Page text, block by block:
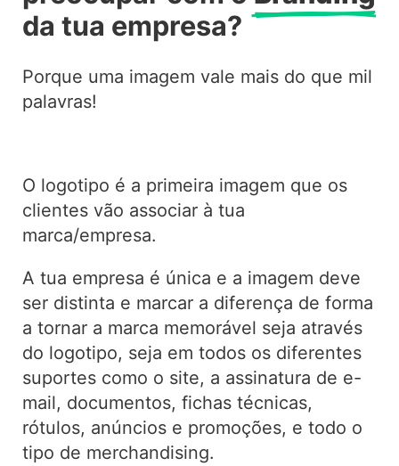
da tua empresa?
Porque uma imagem vale mais do que mil
palavras!
O logotipo é a primeira imagem que os
clientes vão associar à tua
marca/empresa.
A tua empresa é única e a imagem deve
ser distinta e marcar a diferença de forma
a tornar a marca memorável seja através
do logotipo, seja em todos os diferentes
suportes como o site, a assinatura de e-
mail, documentos, fichas técnicas,
rótulos, anúncios e promoções, e todo o
tipo de merchandising.